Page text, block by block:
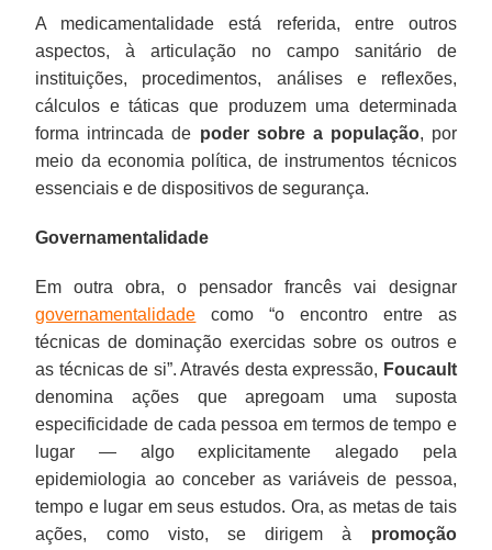
A medicamentalidade está referida, entre outros
aspectos, à articulação no campo sanitário de
instituições, procedimentos, análises e reflexões,
cálculos e táticas que produzem uma determinada
forma intrincada de poder sobre a população, por
meio da economia política, de instrumentos técnicos
essenciais e de dispositivos de segurança.
Governamentalidade
Em outra obra, o pensador francês vai designar
governamentalidade como “o encontro entre as
técnicas de dominação exercidas sobre os outros e
as técnicas de si”. Através desta expressão, Foucault
denomina ações que apregoam uma suposta
especificidade de cada pessoa em termos de tempo e
lugar — algo explicitamente alegado pela
epidemiologia ao conceber as variáveis de pessoa,
tempo e lugar em seus estudos. Ora, as metas de tais
ações, como visto, se dirigem à promoção